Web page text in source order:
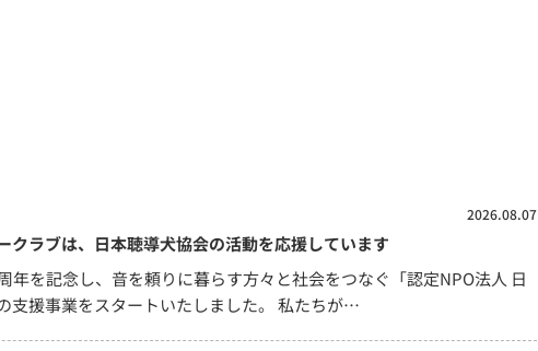
2026.08.07
クラブは、日本聴導犬協会の活動を応援しています
年を記念し、音を頼りに暮らす方々と社会をつなぐ「認定NPO法人 日
支援事業をスタートいたしました。 私たちが…